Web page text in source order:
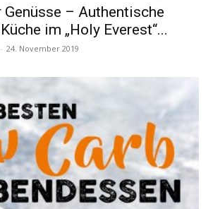
Genüsse – Authentische
im „Holy Everest“...
- 24. November 2019